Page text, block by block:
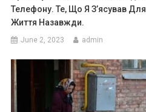
Телефону. Те, Що Я З’ясував
Життя Назавжди.
June 2, 2023 admin